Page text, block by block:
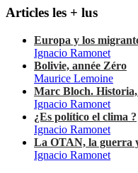
Articles les + lus
Europa y los
Ignacio Ramonet
Bolivie, année Zéro
Maurice Lemoine
Marc Bloch.
Ignacio Ramonet
¿Es político el clima ?
Ignacio Ramonet
La OTAN, la guerra
Ignacio Ramonet